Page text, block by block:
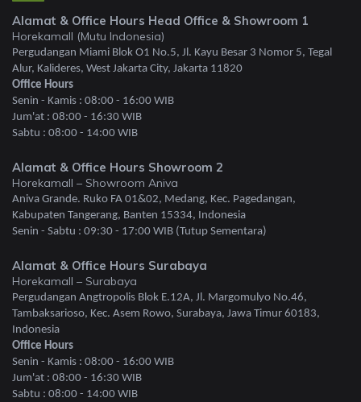
Alamat & Office Hours Head Office & Showroom 1
Horekamall (Mutu Indonesia)
Pergudangan Miami Blok O1 No.5, Jl. Kayu Besar 3 Nomor 5, Tegal
Alur, Kalideres, West Jakarta City, Jakarta 11820
Office Hours
Senin - Kamis : 08:00 - 16:00 WIB
Jum'at : 08:00 - 16:30 WIB
Sabtu : 08:00 - 14:00 WIB
Alamat & Office Hours Showroom 2
Horekamall – Showroom Aniva
Aniva Grande. Ruko FA 01&02, Medang, Kec. Pagedangan,
Kabupaten Tangerang, Banten 15334, Indonesia
Senin - Sabtu : 09:30 - 17:00 WIB (Tutup Sementara)
Alamat & Office Hours Surabaya
Horekamall – Surabaya
Pergudangan Angtropolis Blok E.12A, Jl. Margomulyo No.46,
Tambaksarioso, Kec. Asem Rowo, Surabaya, Jawa Timur 60183,
Indonesia
Office Hours
Senin - Kamis : 08:00 - 16:00 WIB
Jum'at : 08:00 - 16:30 WIB
Sabtu : 08:00 - 14:00 WIB